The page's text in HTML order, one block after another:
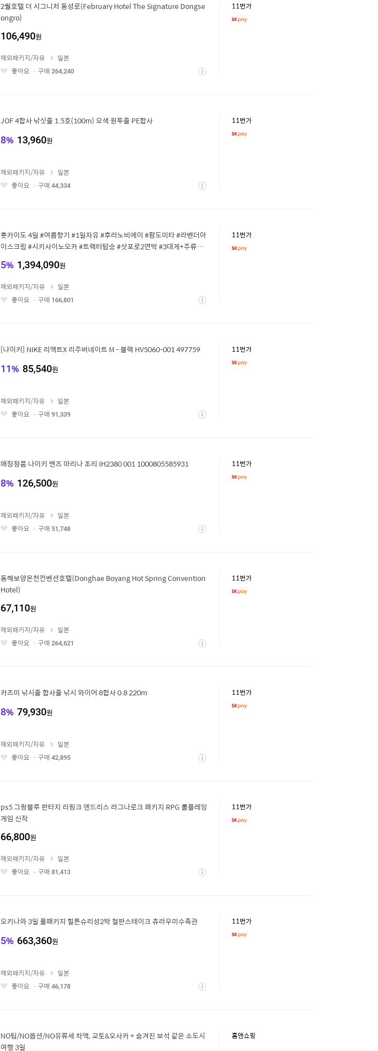
2월호텔 더 시그니처 동성로(February Hotel The Signature Dongse
ongro)
106,490원
11번가
좋 상
해외패키지/자유
일본
좋아요
구매 264,240
JOF 4합사 낚싯줄 1.5호(100m) 오색 원투줄 PE합사
8% 13,960원
11번가
좋 상
해외패키지/자유
일본
좋아요
구매 44,334
홋카이도 4일 #여름향기 #1일자유 #후라노비에이 #팜도미타 #라벤더아
이스크림 #시키사이노오카 #트랙터탑승 #삿포로2연박 #3대게+주류+음
5% 1,394,090원
11번가
좋 상
해외패키지/자유
일본
좋아요
구매 166,801
[나이키] NIKE 리액트X 리주버네이트 M - 블랙 HV5060-001 497759
11% 85,540원
11번가
좋 상
해외패키지/자유
일본
좋아요
구매 91,339
매장정품 나이키 맨즈 마리나 조리 IH2380 001 1000805585931
8% 126,500원
11번가
좋 상
해외패키지/자유
일본
좋아요
구매 51,748
동해보양온천컨벤션호텔(Donghae Boyang Hot Spring Convention
Hotel)
67,110원
11번가
좋 상
해외패키지/자유
일본
좋아요
구매 264,621
카즈미 낚시줄 합사줄 낚시 와이어 8합사 0.8 220m
8% 79,930원
11번가
좋 상
해외패키지/자유
일본
좋아요
구매 42,895
ps5 그랑블루 판타지 리링크 엔드리스 라그나로크 패키지 RPG 롤플레잉
게임 신작
66,800원
11번가
좋 상
해외패키지/자유
일본
좋아요
구매 81,413
오키나와 3일 풀패키지 힐튼슈리성2박 철판스테이크 츄라우미수족관
5% 663,360원
11번가
좋 상
해외패키지/자유
일본
좋아요
구매 46,178
NO팁/NO옵션/NO유류세 차액, 교토&오사카 + 숨겨진 보석 같은 소도시
여행 3일
홈앤쇼핑